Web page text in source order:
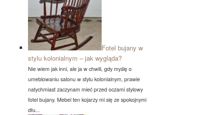
Fotel bujany w
stylu kolonialnym – jak wygląda?
Nie wiem jak inni, ale ja w chwili, gdy myślę o
umeblowaniu salonu w stylu kolonialnym, prawie
natychmiast zaczynam mieć przed oczami stylowy
fotel bujany. Mebel ten kojarzy mi się ze spokojnymi
dłu...